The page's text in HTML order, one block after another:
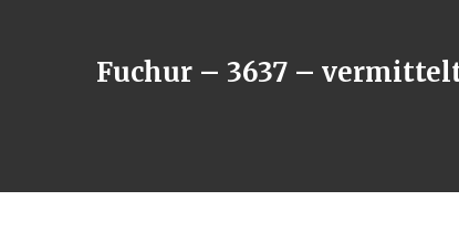
Fuchur – 3637 –